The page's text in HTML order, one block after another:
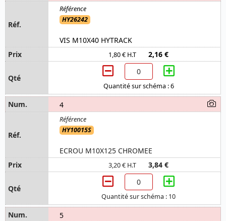
HY26242
VIS M10X40 HYTRACK
1,80 € H.T 2,16 €
Quantité sur schéma : 6
4
HY10015S
ECROU M10X125 CHROMEE
3,20 € H.T 3,84 €
Quantité sur schéma : 10
5